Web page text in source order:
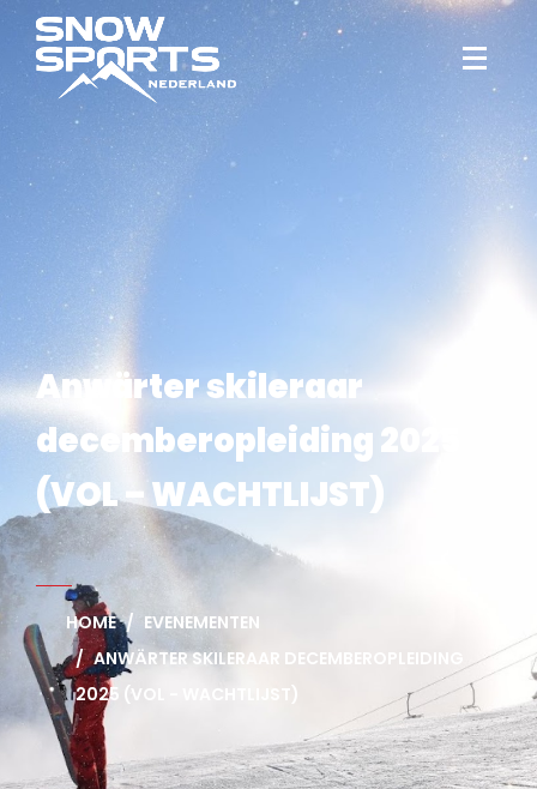
Anwärter skileraar
decemberopleiding 2025
(VOL – WACHTLIJST)
HOME
EVENEMENTEN
ANWÄRTER SKILERAAR DECEMBEROPLEIDING
2025 (VOL - WACHTLIJST)